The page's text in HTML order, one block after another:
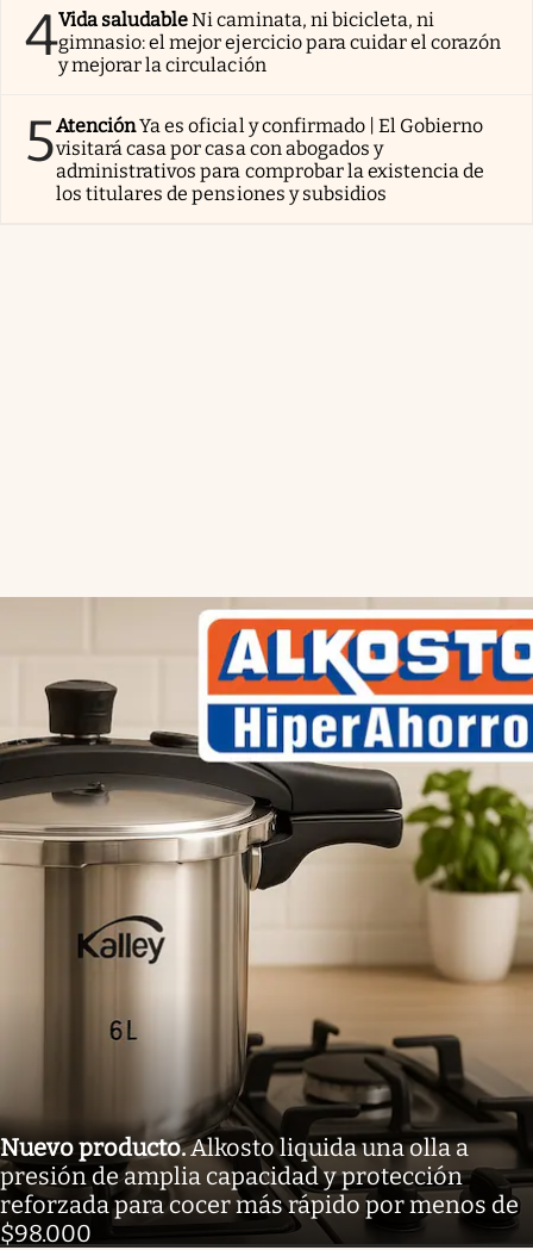
4Vida saludableNi caminata, ni bicicleta, ni
gimnasio: el mejor ejercicio para cuidar el corazón
y mejorar la circulación
5AtenciónYa es oficial y confirmado | El Gobierno
visitará casa por casa con abogados y
administrativos para comprobar la existencia de
los titulares de pensiones y subsidios
Nuevo producto.Alkosto liquida una olla a
presión de amplia capacidad y protección
reforzada para cocer más rápido por menos de
$98.000